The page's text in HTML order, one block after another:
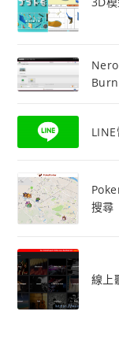
搜尋
線上